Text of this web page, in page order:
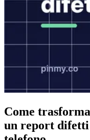
Come
un report